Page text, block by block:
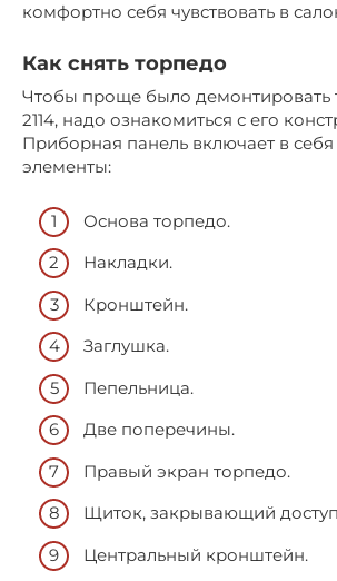
комфортно себя чувствовать в
Как снять торпедо
Чтобы проще было демонтировать
2114, надо ознакомиться с его
Приборная панель включает в себя
элементы:
Основа торпедо.
Накладки.
Кронштейн.
Заглушка.
Пепельница.
Две поперечины.
Правый экран торпедо.
Щиток, закрывающий
Центральный кронштейн.